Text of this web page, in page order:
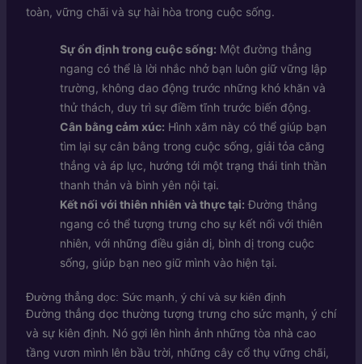
toàn, vững chãi và sự hài hòa trong cuộc sống.
Sự ổn định trong cuộc sống: Một đường thẳng
ngang có thể là lời nhắc nhở bạn luôn giữ vững lập
trường, không dao động trước những khó khăn và
thử thách, duy trì sự điềm tĩnh trước biến động.
Cân bằng cảm xúc: Hình xăm này có thể giúp bạn
tìm lại sự cân bằng trong cuộc sống, giải tỏa căng
thẳng và áp lực, hướng tới một trạng thái tinh thần
thanh thản và bình yên nội tại.
Kết nối với thiên nhiên và thực tại: Đường thẳng
ngang có thể tượng trưng cho sự kết nối với thiên
nhiên, với những điều giản dị, bình dị trong cuộc
sống, giúp bạn neo giữ mình vào hiện tại.
Đường thẳng dọc: Sức mạnh, ý chí và sự kiên định
Đường thẳng dọc thường tượng trưng cho sức mạnh, ý chí
và sự kiên định. Nó gợi lên hình ảnh những tòa nhà cao
tầng vươn mình lên bầu trời, những cây cổ thụ vững chãi,